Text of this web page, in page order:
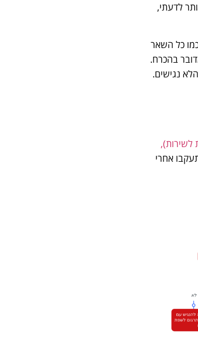
לדעתי,
כל השאר
בהכרח.
נגישים.
לשירות),
תעקבו אחרי